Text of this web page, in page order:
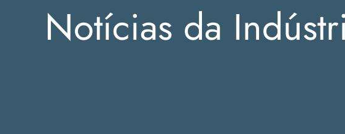
Notícias da